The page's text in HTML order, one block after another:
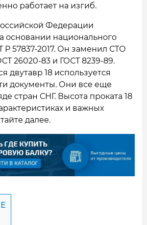
работает на изгиб.
Федерации
основании национального
Р 57837-2017. Он заменил СТО
26020-83 и ГОСТ 8239-89.
двутавр 18 используется
документы. Они все еще
стран СНГ. Высота проката 18
и важных
далее.